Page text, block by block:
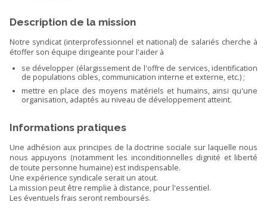
Description de la mission
Notre syndicat (interprofessionnel et national) de salariés cherche à
étoffer son équipe dirigeante pour l'aider à
se développer (élargissement de l'offre de services, identification
de populations cibles, communication interne et externe, etc.) ;
mettre en place des moyens matériels et humains, ainsi qu'une
organisation, adaptés au niveau de développement atteint.
Informations pratiques
Une adhésion aux principes de la doctrine sociale sur laquelle nous
nous appuyons (notamment les inconditionnelles dignité et liberté
de toute personne humaine) est indispensable.
Une expérience syndicale serait un atout.
La mission peut être remplie à distance, pour l'essentiel.
Les éventuels frais seront remboursés.